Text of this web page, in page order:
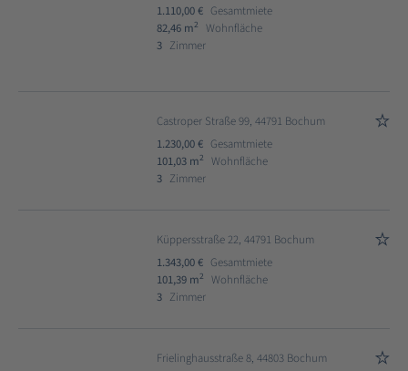
1.110,00 € Gesamtmiete
82,46 m2
Wohnfläche
3 Zimmer
Castroper Straße 99, 44791 Bochum
1.230,00 € Gesamtmiete
101,03 m2
Wohnfläche
3 Zimmer
Küppersstraße 22, 44791 Bochum
1.343,00 € Gesamtmiete
101,39 m2
Wohnfläche
3 Zimmer
Frielinghausstraße 8, 44803 Bochum